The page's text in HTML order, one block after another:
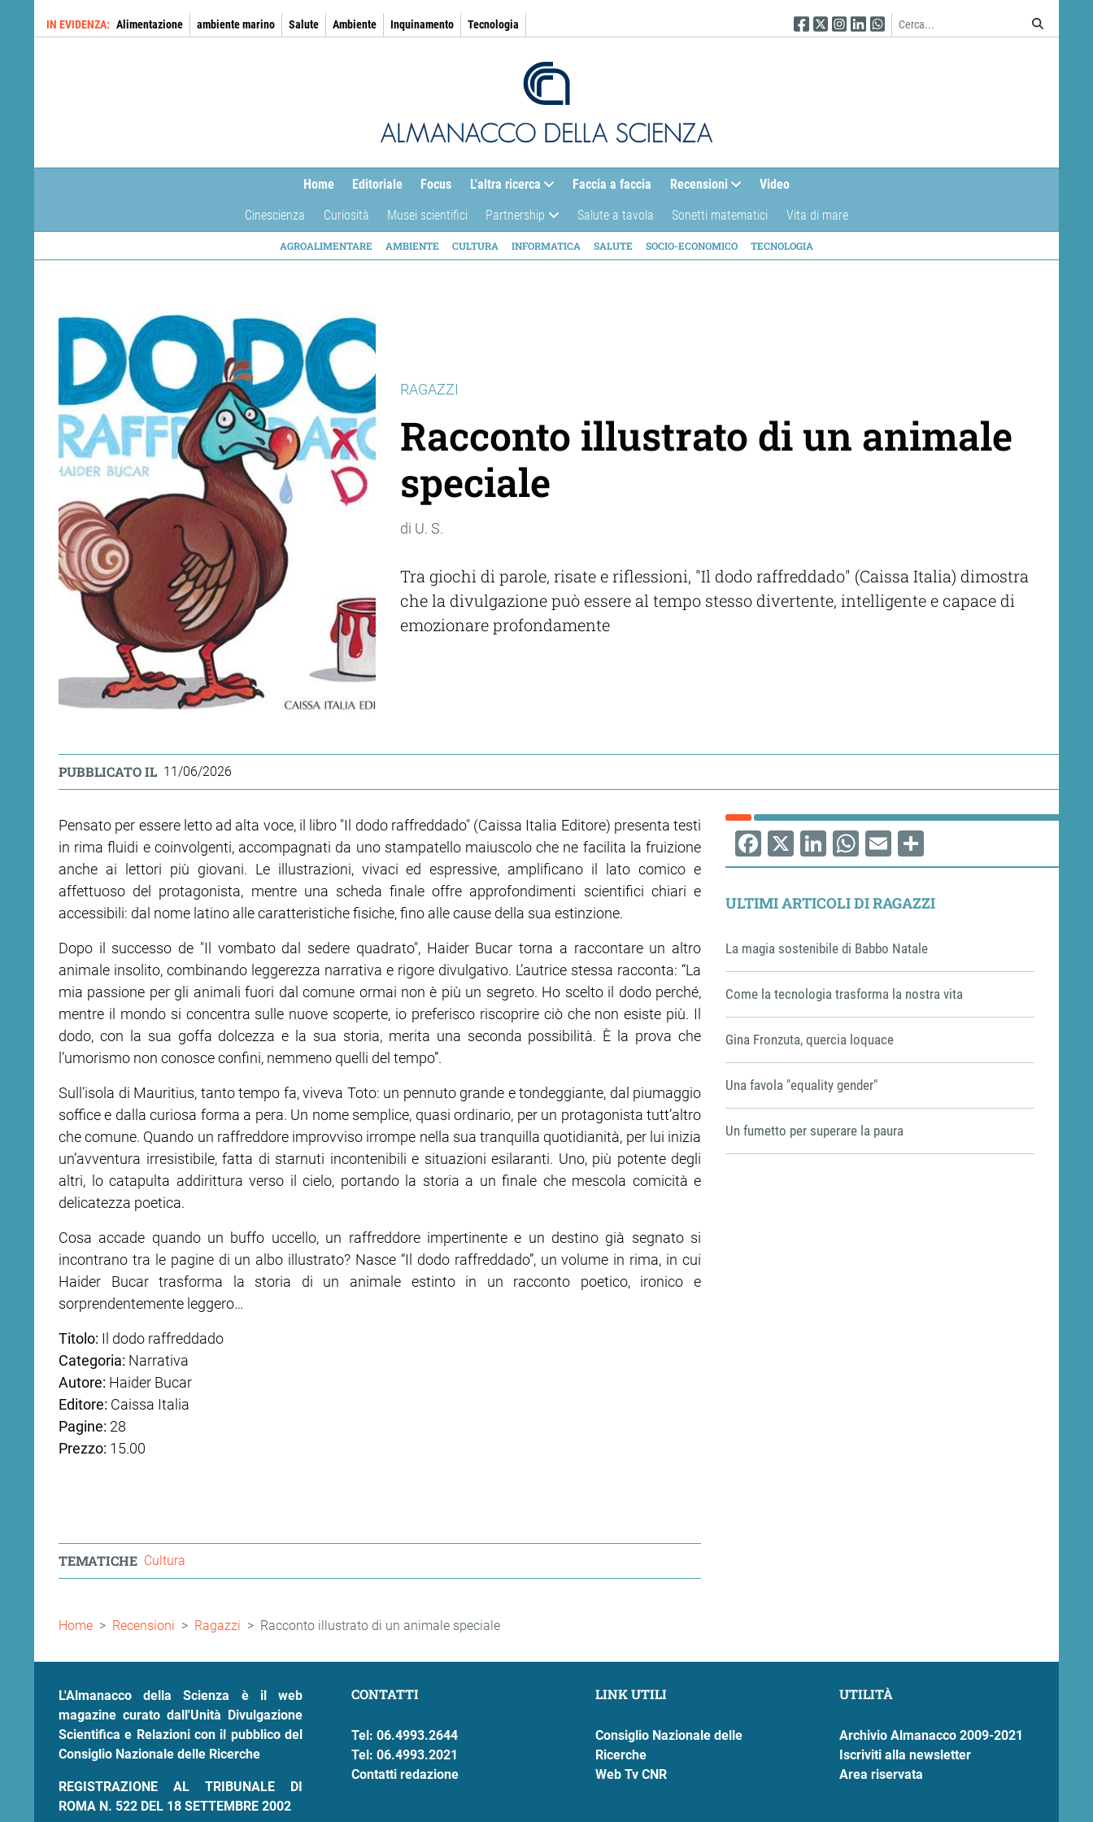
IN EVIDENZA Alimentazione ambiente marino Salute Ambiente Inquinamento Tecnologia Seguici su Facebook
Seguici su Twitter
Seguici su Instagram
Seguici su Linkedin
Seguici su WhatsApp
Home Editoriale Focus L'altra ricerca Faccia a faccia Recensioni Video
Cinescienza Curiosità Musei scientifici Partnership Salute a tavola Sonetti matematici Vita di mare
NAVIGAZIONE
AGROALIMENTARE AMBIENTE CULTURA INFORMATICA SALUTE SOCIO-ECONOMICO TECNOLOGIA
RAGAZZI
Racconto illustrato di un animale
speciale
di U. S.
Tra giochi di parole, risate e riflessioni, "Il dodo raffreddado" (Caissa Italia) dimostra
che la divulgazione può essere al tempo stesso divertente, intelligente e capace di
emozionare profondamente
PUBBLICATO IL 11/06/2026
Pensato per essere letto ad alta voce, il libro "Il dodo raffreddado" (Caissa Italia Editore) presenta testi
in rima fluidi e coinvolgenti, accompagnati da uno stampatello maiuscolo che ne facilita la fruizione
anche ai lettori più giovani. Le illustrazioni, vivaci ed espressive, amplificano il lato comico e
affettuoso del protagonista, mentre una scheda finale offre approfondimenti scientifici chiari e
accessibili: dal nome latino alle caratteristiche fisiche, fino alle cause della sua estinzione.
Dopo il successo de "Il vombato dal sedere quadrato", Haider Bucar torna a raccontare un altro
animale insolito, combinando leggerezza narrativa e rigore divulgativo. L’autrice stessa racconta: “La
mia passione per gli animali fuori dal comune ormai non è più un segreto. Ho scelto il dodo perché,
mentre il mondo si concentra sulle nuove scoperte, io preferisco riscoprire ciò che non esiste più. Il
dodo, con la sua goffa dolcezza e la sua storia, merita una seconda possibilità. È la prova che
l’umorismo non conosce confini, nemmeno quelli del tempo”.
Sull’isola di Mauritius, tanto tempo fa, viveva Toto: un pennuto grande e tondeggiante, dal piumaggio
soffice e dalla curiosa forma a pera. Un nome semplice, quasi ordinario, per un protagonista tutt’altro
che comune. Quando un raffreddore improvviso irrompe nella sua tranquilla quotidianità, per lui inizia
un’avventura irresistibile, fatta di starnuti incontenibili e situazioni esilaranti. Uno, più potente degli
altri, lo catapulta addirittura verso il cielo, portando la storia a un finale che mescola comicità e
delicatezza poetica.
Cosa accade quando un buffo uccello, un raffreddore impertinente e un destino già segnato si
incontrano tra le pagine di un albo illustrato? Nasce “Il dodo raffreddado”, un volume in rima, in cui
Haider Bucar trasforma la storia di un animale estinto in un racconto poetico, ironico e
sorprendentemente leggero…
Titolo: Il dodo raffreddado
Categoria: Narrativa
Autore: Haider Bucar
Editore: Caissa Italia
Pagine: 28
Prezzo: 15.00
TEMATICHE Cultura
Facebook
X LinkedIn
WhatsApp
EmailShare
ULTIMI ARTICOLI DI RAGAZZI
La magia sostenibile di Babbo Natale
Come la tecnologia trasforma la nostra vita
Gina Fronzuta, quercia loquace
Una favola "equality gender"
Un fumetto per superare la paura
Briciole
Home Recensioni Ragazzi Racconto illustrato di un animale speciale
L'Almanacco della Scienza è il web
magazine curato dall'Unità Divulgazione
Scientifica e Relazioni con il pubblico del
Consiglio Nazionale delle Ricerche
REGISTRAZIONE AL TRIBUNALE DI
ROMA N. 522 DEL 18 SETTEMBRE 2002
CONTATTI
Tel: 06.4993.2644
Tel: 06.4993.2021
Contatti redazione
LINK UTILI
Consiglio Nazionale delle
Ricerche
Web Tv CNR
UTILITÀ
Archivio Almanacco 2009-2021
Iscriviti alla newsletter
Area riservata